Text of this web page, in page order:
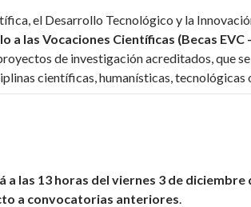
el Desarrollo Tecnológico y la
las Vocaciones Científicas (Becas EVC
de investigación acreditados, que
científicas, humanísticas, tecnológicas
a las 13 horas delviernes 3 de diciembre
a convocatorias anteriores.